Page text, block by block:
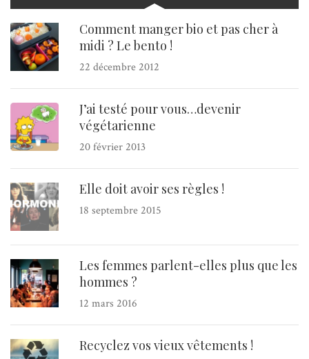
Comment manger bio et pas cher à
midi ? Le bento !
22 décembre 2012
J’ai testé pour vous…devenir
végétarienne
20 février 2013
Elle doit avoir ses règles !
18 septembre 2015
Les femmes parlent-elles plus que les
hommes ?
12 mars 2016
Recyclez vos vieux vêtements !